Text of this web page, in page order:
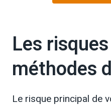
Les
méthodes
Le risque principal de